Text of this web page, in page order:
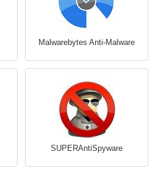
Malwarebytes Anti-Malware
SUPERAntiSpyware